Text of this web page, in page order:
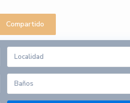
Compartido
Baños